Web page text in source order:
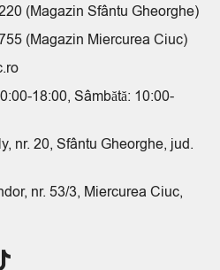
(Magazin Sfântu Gheorghe)
(Magazin Miercurea Ciuc)
18:00, Sâmbătă: 10:00-
nr. 20, Sfântu Gheorghe, jud.
nr. 53/3, Miercurea Ciuc,